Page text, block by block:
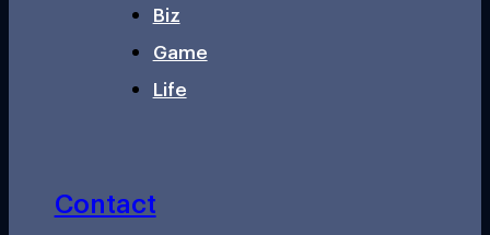
Biz
Game
Life
Contact